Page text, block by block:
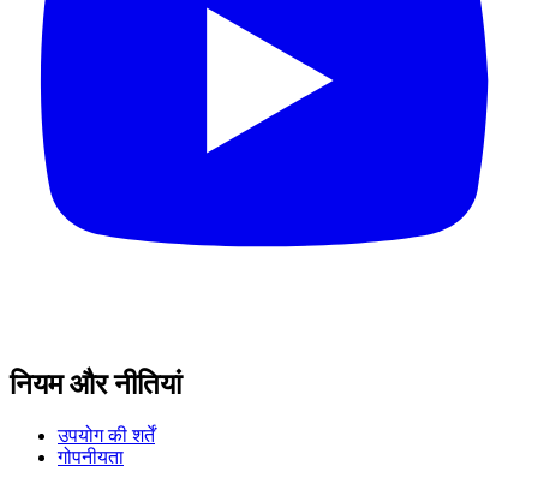
नियम और नीतियां
उपयोग की शर्तें
गोपनीयता